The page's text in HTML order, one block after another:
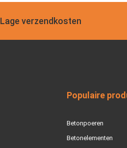
Lage verzendkosten
Populaire
Betonpoeren
Betonelementen